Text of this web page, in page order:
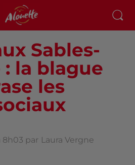
Sables-
: la blague
les
8h03 par Laura Vergne